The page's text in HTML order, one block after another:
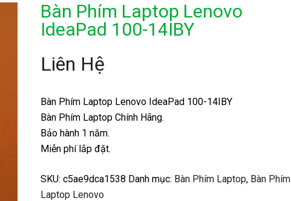
Bàn Phím Laptop Lenovo
IdeaPad 100-14IBY
Liên Hệ
Bàn Phím Laptop Lenovo IdeaPad 100-14IBY
Bàn Phím Laptop Chính Hãng.
Bảo hành 1 năm.
Miễn phí lắp đặt.
SKU: c5ae9dca1538 Danh mục: Bàn Phím Laptop, Bàn Phím
Laptop Lenovo